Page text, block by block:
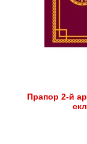
Прапор 2-й